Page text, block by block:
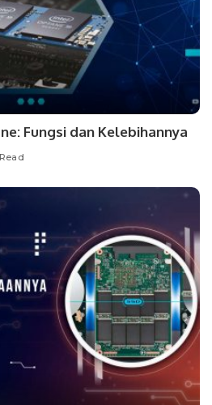
Fungsi dan Kelebihannya